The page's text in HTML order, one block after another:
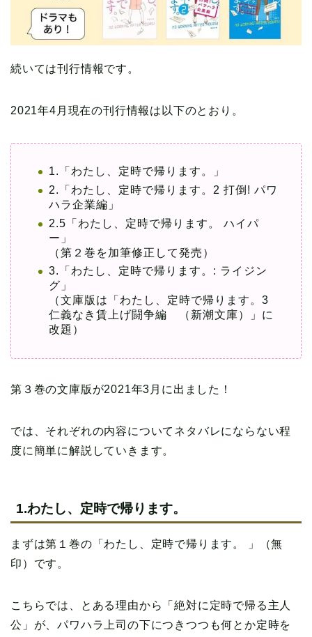
続いては刊行情報です。
2021年4月現在の刊行情報は以下のとおり。
1.「わたし、定時で帰ります。」
2.「わたし、定時で帰ります。2 打倒! パワ
ハラ企業編」
2.5「わたし、定時で帰ります。 ハイパ
ー」
（第２巻を加筆修正して発売）
3.「わたし、定時で帰ります。: ライジン
グ」
（文庫版は「わたし、定時で帰ります。3
仁義なき賃上げ闘争編 （新潮文庫）」に
改題）
第３巻の文庫版が2021年3月に出ました！
では、それぞれの内容についてネタバレにならない程
度に簡単に解説していきます。
1.わたし、定時で帰ります。
まずは第１巻の「わたし、定時で帰ります。 」（無
印）です。
こちらでは、とある理由から「絶対に定時で帰る主人
公」が、パワハラ上司の下につきつつも何とか定時を